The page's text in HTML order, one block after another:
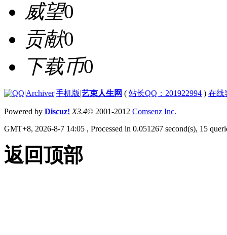
威望0
贡献0
下载币0
|Archiver|手机版|艺束人生网 ( 站长QQ：201922994 ) 在线
Powered by Discuz! X3.4© 2001-2012 Comsenz Inc.
GMT+8, 2026-8-7 14:05 , Processed in 0.051267 second(s), 15
返回顶部